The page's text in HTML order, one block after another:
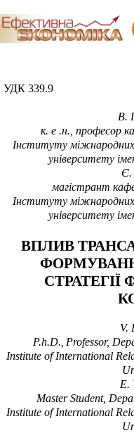
УДК 339.9
В.
к. е .н., професор
Інституту міжнародних
університету
Є.
магістрант
Інституту міжнародних
університету
ВПЛИВ
V.
P.h.D., Professor,
Institute of International
E.
Master Student,
Institute of International